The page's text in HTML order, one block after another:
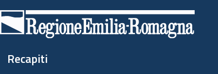
di
pagina
Recapiti